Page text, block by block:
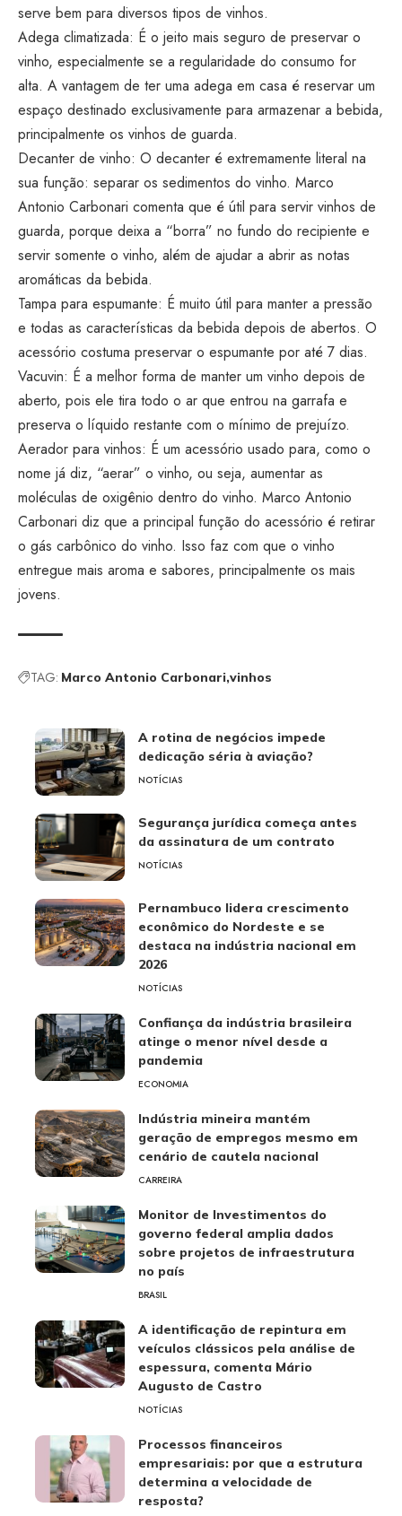
serve bem para diversos tipos de vinhos.
Adega climatizada: É o jeito mais seguro de preservar o
vinho, especialmente se a regularidade do consumo for
alta. A vantagem de ter uma adega em casa é reservar um
espaço destinado exclusivamente para armazenar a bebida,
principalmente os vinhos de guarda.
Decanter de vinho: O decanter é extremamente literal na
sua função: separar os sedimentos do vinho. Marco
Antonio Carbonari comenta que é útil para servir vinhos de
guarda, porque deixa a “borra” no fundo do recipiente e
servir somente o vinho, além de ajudar a abrir as notas
aromáticas da bebida.
Tampa para espumante: É muito útil para manter a pressão
e todas as características da bebida depois de abertos. O
acessório costuma preservar o espumante por até 7 dias.
Vacuvin: É a melhor forma de manter um vinho depois de
aberto, pois ele tira todo o ar que entrou na garrafa e
preserva o líquido restante com o mínimo de prejuízo.
Aerador para vinhos: É um acessório usado para, como o
nome já diz, “aerar” o vinho, ou seja, aumentar as
moléculas de oxigênio dentro do vinho. Marco Antonio
Carbonari diz que a principal função do acessório é retirar
o gás carbônico do vinho. Isso faz com que o vinho
entregue mais aroma e sabores, principalmente os mais
jovens.
TAG: Marco Antonio Carbonari vinhos
A rotina de negócios impede
dedicação séria à aviação?
NOTÍCIAS
Segurança jurídica começa antes
da assinatura de um contrato
NOTÍCIAS
Pernambuco lidera crescimento
econômico do Nordeste e se
destaca na indústria nacional em
2026
NOTÍCIAS
Confiança da indústria brasileira
atinge o menor nível desde a
pandemia
ECONOMIA
Indústria mineira mantém
geração de empregos mesmo em
cenário de cautela nacional
CARREIRA
Monitor de Investimentos do
governo federal amplia dados
sobre projetos de infraestrutura
no país
BRASIL
A identificação de repintura em
veículos clássicos pela análise de
espessura, comenta Mário
Augusto de Castro
NOTÍCIAS
Processos financeiros
empresariais: por que a estrutura
determina a velocidade de
resposta?